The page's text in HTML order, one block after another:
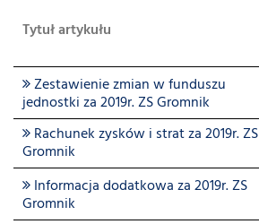
Tytuł artykułu
Zestawienie zmian w funduszu
jednostki za 2019r. ZS Gromnik
Rachunek zysków i strat za 2019r. ZS
Gromnik
Informacja dodatkowa za 2019r. ZS
Gromnik